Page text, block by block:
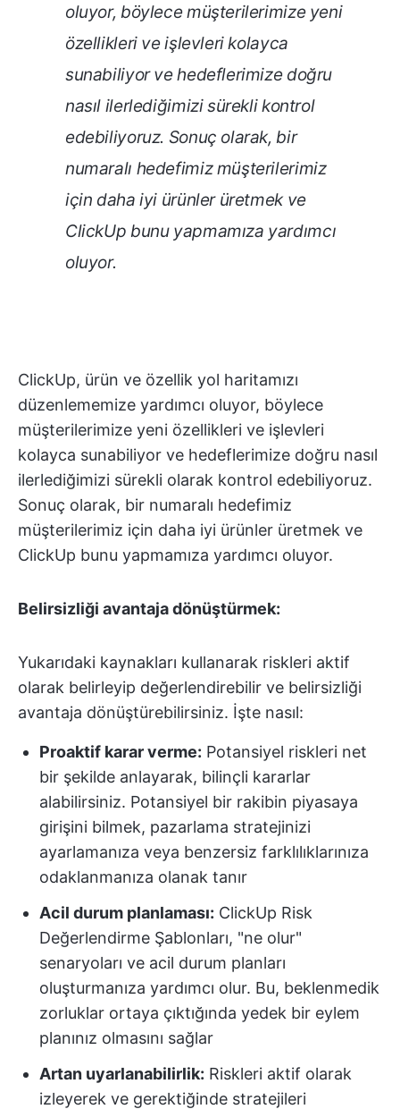
oluyor, böylece müşterilerimize yeni
özellikleri ve işlevleri kolayca
sunabiliyor ve hedeflerimize doğru
nasıl ilerlediğimizi sürekli kontrol
edebiliyoruz. Sonuç olarak, bir
numaralı hedefimiz müşterilerimiz
için daha iyi ürünler üretmek ve
ClickUp bunu yapmamıza yardımcı
oluyor.
ClickUp, ürün ve özellik yol haritamızı
düzenlememize yardımcı oluyor, böylece
müşterilerimize yeni özellikleri ve işlevleri
kolayca sunabiliyor ve hedeflerimize doğru nasıl
ilerlediğimizi sürekli olarak kontrol edebiliyoruz.
Sonuç olarak, bir numaralı hedefimiz
müşterilerimiz için daha iyi ürünler üretmek ve
ClickUp bunu yapmamıza yardımcı oluyor.
Belirsizliği avantaja dönüştürmek:
Yukarıdaki kaynakları kullanarak riskleri aktif
olarak belirleyip değerlendirebilir ve belirsizliği
avantaja dönüştürebilirsiniz. İşte nasıl:
Proaktif karar verme: Potansiyel riskleri net
bir şekilde anlayarak, bilinçli kararlar
alabilirsiniz. Potansiyel bir rakibin piyasaya
girişini bilmek, pazarlama stratejinizi
ayarlamanıza veya benzersiz farklılıklarınıza
odaklanmanıza olanak tanır
Acil durum planlaması: ClickUp Risk
Değerlendirme Şablonları, "ne olur"
senaryoları ve acil durum planları
oluşturmanıza yardımcı olur. Bu, beklenmedik
zorluklar ortaya çıktığında yedek bir eylem
planınız olmasını sağlar
Artan uyarlanabilirlik: Riskleri aktif olarak
izleyerek ve gerektiğinde stratejileri